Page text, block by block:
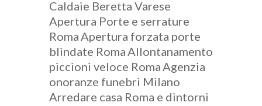
Caldaie Beretta Varese
Apertura Porte e serrature
RomaApertura forzata porte
blindate RomaAllontanamento
piccioni veloce RomaAgenzia
onoranze funebri Milano
Arredare casa Roma e dintorni